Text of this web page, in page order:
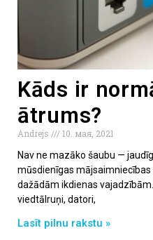
Kāds ir
ātrums?
Andrejs
10. мая, 2021
Nav ne mazāko šaubu —
mūsdienīgas
dažādām ikdienas
viedtālruņi, datori,
Lasīt pilnu rakstu »